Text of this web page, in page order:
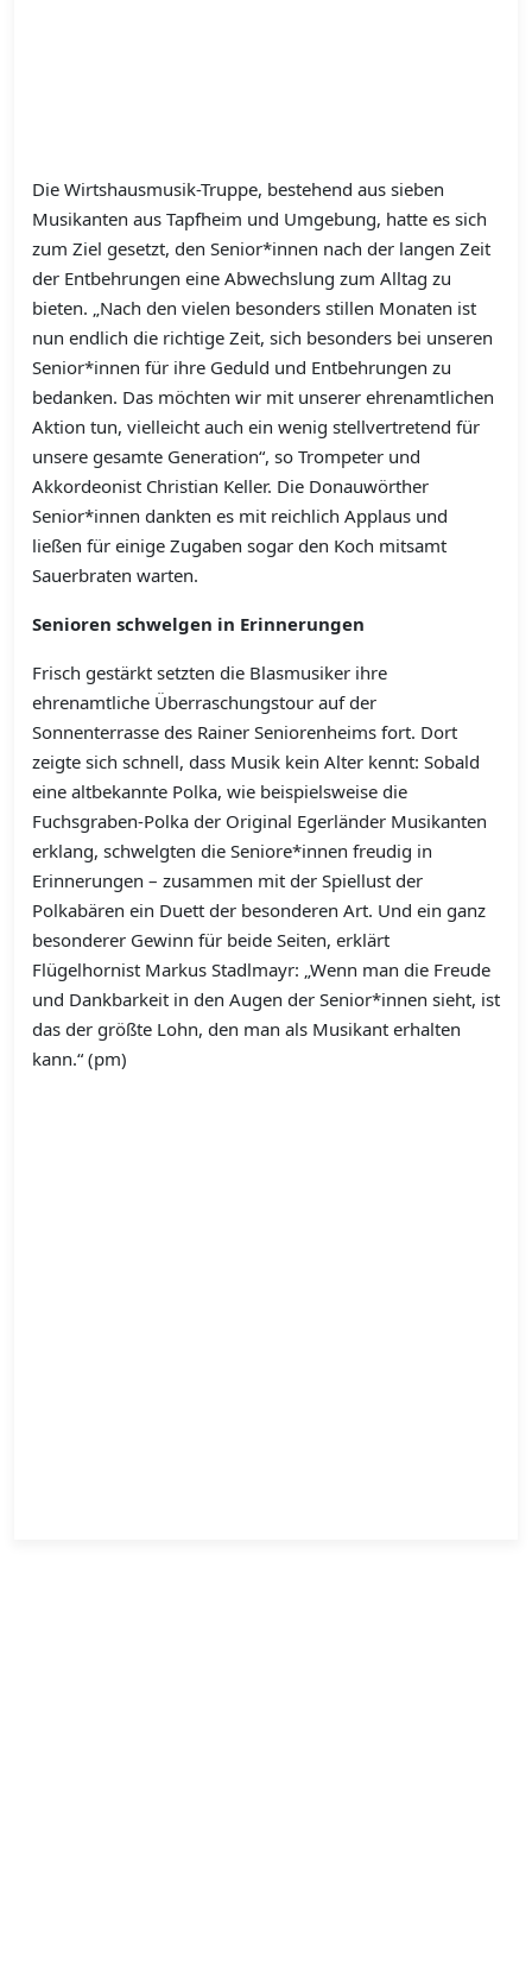
Die Wirtshausmusik-Truppe, bestehend aus sieben
Musikanten aus Tapfheim und Umgebung, hatte es sich
zum Ziel gesetzt, den Senior*innen nach der langen Zeit
der Entbehrungen eine Abwechslung zum Alltag zu
bieten. „Nach den vielen besonders stillen Monaten ist
nun endlich die richtige Zeit, sich besonders bei unseren
Senior*innen für ihre Geduld und Entbehrungen zu
bedanken. Das möchten wir mit unserer ehrenamtlichen
Aktion tun, vielleicht auch ein wenig stellvertretend für
unsere gesamte Generation“, so Trompeter und
Akkordeonist Christian Keller. Die Donauwörther
Senior*innen dankten es mit reichlich Applaus und
ließen für einige Zugaben sogar den Koch mitsamt
Sauerbraten warten.
Senioren schwelgen in Erinnerungen
Frisch gestärkt setzten die Blasmusiker ihre
ehrenamtliche Überraschungstour auf der
Sonnenterrasse des Rainer Seniorenheims fort. Dort
zeigte sich schnell, dass Musik kein Alter kennt: Sobald
eine altbekannte Polka, wie beispielsweise die
Fuchsgraben-Polka der Original Egerländer Musikanten
erklang, schwelgten die Seniore*innen freudig in
Erinnerungen – zusammen mit der Spiellust der
Polkabären ein Duett der besonderen Art. Und ein ganz
besonderer Gewinn für beide Seiten, erklärt
Flügelhornist Markus Stadlmayr: „Wenn man die Freude
und Dankbarkeit in den Augen der Senior*innen sieht, ist
das der größte Lohn, den man als Musikant erhalten
kann.“ (pm)